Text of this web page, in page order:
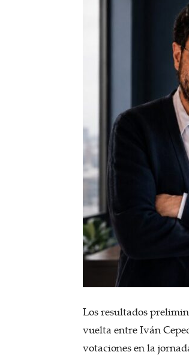
Los resultados
vuelta entre Iván
votaciones en la